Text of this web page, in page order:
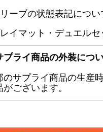
ーブの状態表記につい
イマット・デュエル
プライ商品の外装につい
のサプライ商品の生産
がございます。